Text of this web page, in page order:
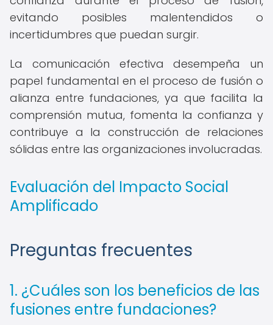
evitando posibles malentendidos o
incertidumbres que puedan surgir.
La comunicación efectiva desempeña un
papel fundamental en el proceso de fusión o
alianza entre fundaciones, ya que facilita la
comprensión mutua, fomenta la confianza y
contribuye a la construcción de relaciones
sólidas entre las organizaciones involucradas.
Evaluación del Impacto Social
Amplificado
Preguntas frecuentes
1. ¿Cuáles son los beneficios de las
fusiones entre fundaciones?